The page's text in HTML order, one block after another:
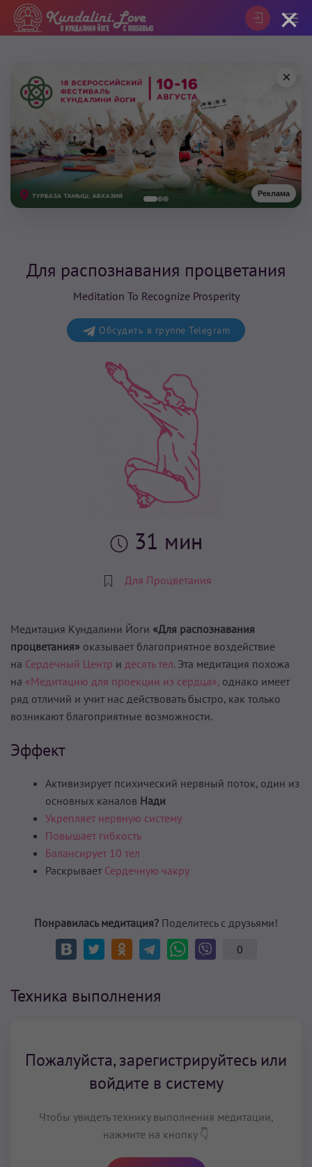
Реклама
×
Для распознавания процветания
Meditation To Recognize Prosperity
Обсудить в группе Telegram
31 мин
Для Процветания
Медитация Кундалини Йоги «Для распознавания
процветания» оказывает благоприятное воздействие
на Сердечный Центр и десять тел.Эта медитация похожа
на «Медитацию для проекции из сердца», однако имеет
ряд отличий и учит нас действовать быстро, как только
возникают благоприятные возможности.
Эффект
Активизирует психический нервный поток, один из
основных каналов Нади
Укрепляет нервную систему
Повышает гибкость
Балансирует 10 тел
Раскрывает Сердечную чакру
Понравилась медитация? Поделитесь с друзьями!
0
Техника выполнения
Пожалуйста, зарегистрируйтесь или
войдите в систему
Чтобы увидеть технику выполнения медитации,
нажмите на кнопку 👇
×